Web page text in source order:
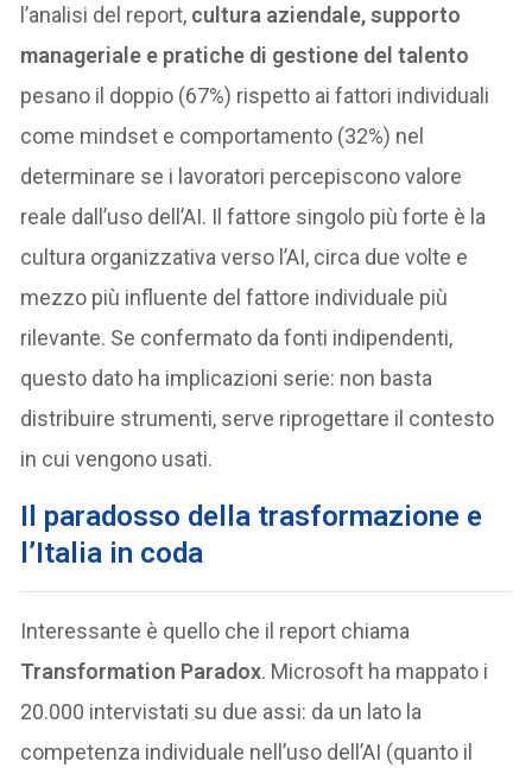
l’analisi del report, cultura aziendale, supporto
manageriale e pratiche di gestione del talento
pesano il doppio (67%) rispetto ai fattori individuali
come mindset e comportamento (32%) nel
determinare se i lavoratori percepiscono valore
reale dall’uso dell’AI. Il fattore singolo più forte è la
cultura organizzativa verso l’AI, circa due volte e
mezzo più influente del fattore individuale più
rilevante. Se confermato da fonti indipendenti,
questo dato ha implicazioni serie: non basta
distribuire strumenti, serve riprogettare il contesto
in cui vengono usati.
Il paradosso della trasformazione e
l’Italia in coda
Interessante è quello che il report chiama
Transformation Paradox. Microsoft ha mappato i
20.000 intervistati su due assi: da un lato la
competenza individuale nell’uso dell’AI (quanto il